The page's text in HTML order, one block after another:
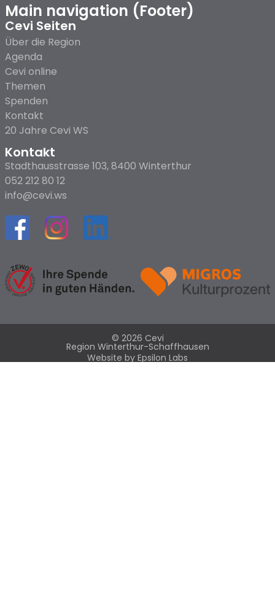
Main navigation (Footer)
Cevi Seiten
Über die Region
Agenda
Cevi online
Themen
Spenden
Kontakt
20 Jahre Cevi WS
Kontakt
Stadthausstrasse 103, 8400 Winterthur
052 212 80 12
info@cevi.ws
© 2026 Cevi
Region Winterthur-Schaffhausen
Website by Epsilon Labs